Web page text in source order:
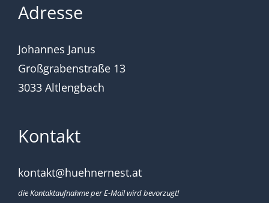
Adresse
Johannes Janus
Großgrabenstraße 13
3033 Altlengbach
Kontakt
kontakt@huehnernest.at
die Kontaktaufnahme per E-Mail wird bevorzugt!